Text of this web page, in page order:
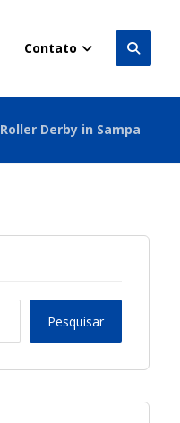
Contato
Roller Derby in Sampa
Pesquisar